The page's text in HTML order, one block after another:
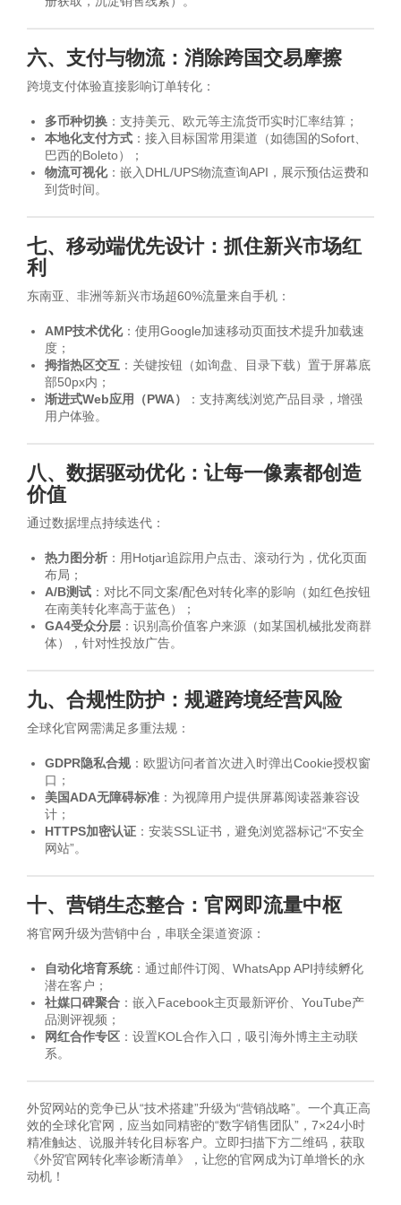
六、支付与物流：消除跨国交易摩擦
跨境支付体验直接影响订单转化：
多币种切换 ：支持美元、欧元等主流货币实时汇率结算；
本地化支付方式 ：接入目标国常用渠道（如德国的Sofort、
巴西的Boleto）；
物流可视化：嵌入DHL/UPS物流查询API，展示预估运费和
到货时间。
七、移动端优先设计：抓住新兴市场红
利
东南亚、非洲等新兴市场超60%流量来自手机：
AMP技术优化：使用Google加速移动页面技术提升加载速
度；
拇指热区交互 ：关键按钮（如询盘、目录下载）置于屏幕底
部50px内；
渐进式Web应用（PWA）
：支持离线浏览产品目录，增强
用户体验。
八、数据驱动优化：让每一像素都创造
价值
通过数据埋点持续迭代：
热力图分析 ：用Hotjar追踪用户点击、滚动行为，优化页面
布局；
A/B测试 ：对比不同文案/配色对转化率的影响（如红色按钮
在南美转化率高于蓝色）；
GA4受众分层 ：识别高价值客户来源（如某国机械批发商群
体），针对性投放广告。
九、合规性防护：规避跨境经营风险
全球化官网需满足多重法规：
GDPR隐私合规：欧盟访问者首次进入时弹出Cookie授权窗
口；
美国ADA无障碍标准 ：为视障用户提供屏幕阅读器兼容设
计；
HTTPS加密认证 ：安装SSL证书，避免浏览器标记“不安全
网站”。
十、营销生态整合：官网即流量中枢
将官网升级为营销中台，串联全渠道资源：
自动化培育系统：通过邮件订阅、WhatsApp API持续孵化
潜在客户；
社媒口碑聚合 ：嵌入Facebook主页最新评价、YouTube产
品测评视频；
网红合作专区 ：设置KOL合作入口，吸引海外博主主动联
系。
外贸网站的竞争已从“技术搭建”升级为“营销战略”。一个真正高
效的全球化官网，应当如同精密的“数字销售团队”，7×24小时
精准触达、说服并转化目标客户。立即扫描下方二维码，获取
《外贸官网转化率诊断清单》，让您的官网成为订单增长的永
动机！